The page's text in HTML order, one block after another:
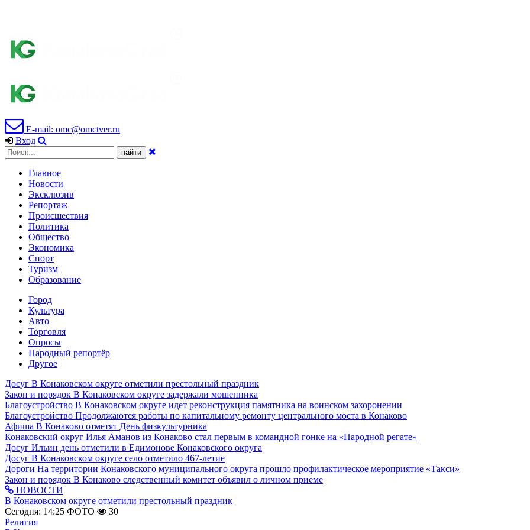
E-mail: omc@omctver.ru
Вход
Главное
Новости
Эксклюзив
Репортаж
Происшествия
Политика
Общество
Экономика
Спорт
Туризм
Образование
Город
Культура
Авто
Торговля
Опросы
Народный репортёр
Другое
Досуг В Конаковском округе отметили престольный праздник
Закон и порядок В Конаковском округе задержали мошенника
Благоустройство В Конаковском округе идет реконструкция памятника на воинском захоронении
Благоустройство Продолжаются работы по капитальному ремонту центрального моста в Конаково
Афиша В Конаково отметят День физкультурника
Конаковский округ Илья Аманов из Конаково стал первым в командной гонке на «Народной регате»
Досуг Ильин день отметили в Едимонове Конаковского округа
Досуг В Конаковском округе село отметило 467-летие
Дороги На территории Конаковского муниципального округа прошло профилактическое мероприятие «Такси»
Закон и порядок В Конаково следственный комитет объявил о личном приеме
НОВОСТИ
В Конаковском округе отметили престольный праздник
Сегодня: 14:25 ФОТО
30
Религия